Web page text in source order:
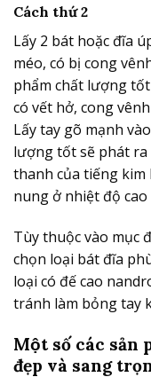
Cách thứ 2
Lấy 2 bát hoặc đĩa
méo, có bị cong
phẩm chất lượng
có vết hở, cong
Lấy tay gõ mạnh vào
lượng tốt sẽ phát
thanh của tiếng
nung ở nhiệt độ
Tùy thuộc vào mục
chọn loại bát đĩa
loại có đế cao
tránh làm bỏng tay
Một số các sản
đẹp và sang